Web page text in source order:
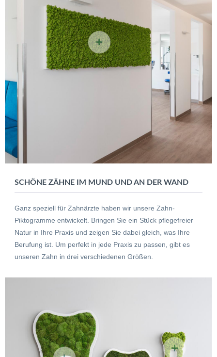
SCHÖNE ZÄHNE IM MUND UND AN DER WAND
Ganz speziell für Zahnärzte haben wir unsere Zahn-
Piktogramme entwickelt. Bringen Sie ein Stück pflegefreier
Natur in Ihre Praxis und zeigen Sie dabei gleich, was Ihre
Berufung ist. Um perfekt in jede Praxis zu passen, gibt es
unseren Zahn in drei verschiedenen Größen.